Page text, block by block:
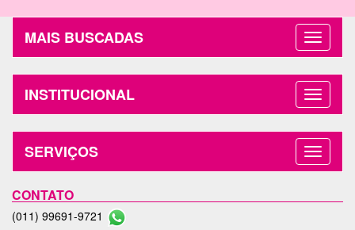
MAIS BUSCADAS
INSTITUCIONAL
SERVIÇOS
CONTATO
(011) 99691-9721